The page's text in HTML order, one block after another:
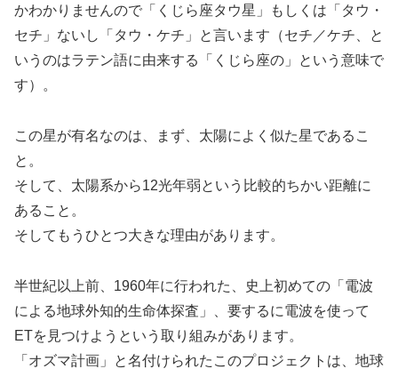
かわかりませんので「くじら座タウ星」もしくは「タウ・
セチ」ないし「タウ・ケチ」と言います（セチ／ケチ、と
いうのはラテン語に由来する「くじら座の」という意味で
す）。
この星が有名なのは、まず、太陽によく似た星であるこ
と。
そして、太陽系から12光年弱という比較的ちかい距離に
あること。
そしてもうひとつ大きな理由があります。
半世紀以上前、1960年に行われた、史上初めての「電波
による地球外知的生命体探査」、要するに電波を使って
ETを見つけようという取り組みがあります。
「オズマ計画」と名付けられたこのプロジェクトは、地球